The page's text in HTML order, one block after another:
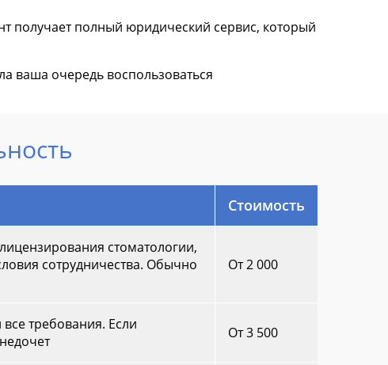
получает полный юридический сервис, который
ваша очередь воспользоваться
Стоимость
стоматологии,
сотрудничества. Обычно
От 2 000
требования. Если
От 3 500